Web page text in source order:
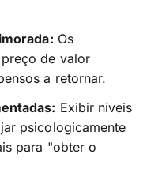
Os
de valor
a retornar.
Exibir níveis
psicologicamente
para "obter o